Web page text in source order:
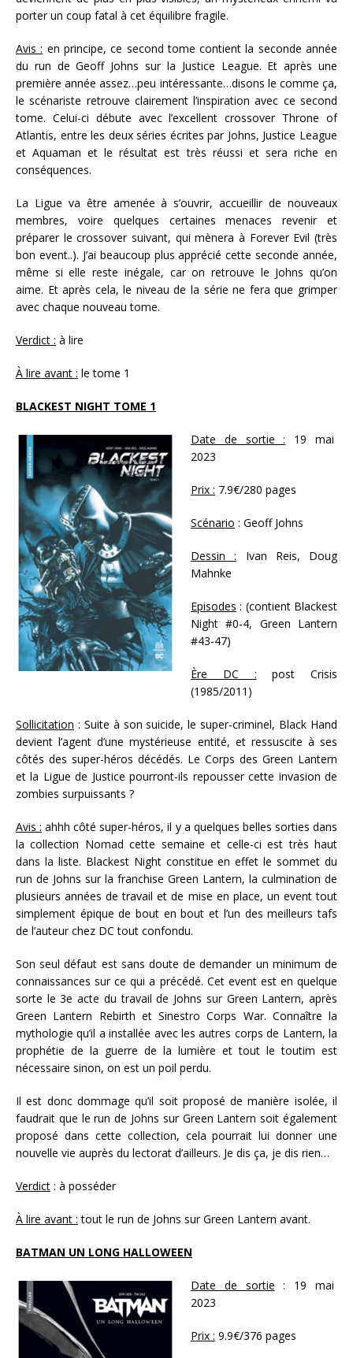
porter un coup fatal à cet équilibre fragile.
Avis : en principe, ce second tome contient la seconde année
du run de Geoff Johns sur la Justice League. Et après une
première année assez…peu intéressante…disons le comme ça,
le scénariste retrouve clairement l’inspiration avec ce second
tome. Celui-ci débute avec l’excellent crossover Throne of
Atlantis, entre les deux séries écrites par Johns, Justice League
et Aquaman et le résultat est très réussi et sera riche en
conséquences.
La Ligue va être amenée à s’ouvrir, accueillir de nouveaux
membres, voire quelques certaines menaces revenir et
préparer le crossover suivant, qui mènera à Forever Evil (très
bon event..). J’ai beaucoup plus apprécié cette seconde année,
même si elle reste inégale, car on retrouve le Johns qu’on
aime. Et après cela, le niveau de la série ne fera que grimper
avec chaque nouveau tome.
Verdict : à lire
À lire avant : le tome 1
BLACKEST NIGHT TOME 1
Date de sortie : 19 mai
2023
Prix : 7.9€/280 pages
Scénario : Geoff Johns
Dessin : Ivan Reis, Doug
Mahnke
Episodes : (contient Blackest
Night #0-4, Green Lantern
#43-47)
Ère DC : post Crisis
(1985/2011)
Sollicitation : Suite à son suicide, le super-criminel, Black Hand
devient l’agent d’une mystérieuse entité, et ressuscite à ses
côtés des super-héros décédés. Le Corps des Green Lantern
et la Ligue de Justice pourront-ils repousser cette invasion de
zombies surpuissants ?
Avis : ahhh côté super-héros, il y a quelques belles sorties dans
la collection Nomad cette semaine et celle-ci est très haut
dans la liste. Blackest Night constitue en effet le sommet du
run de Johns sur la franchise Green Lantern, la culmination de
plusieurs années de travail et de mise en place, un event tout
simplement épique de bout en bout et l’un des meilleurs tafs
de l’auteur chez DC tout confondu.
Son seul défaut est sans doute de demander un minimum de
connaissances sur ce qui a précédé. Cet event est en quelque
sorte le 3e acte du travail de Johns sur Green Lantern, après
Green Lantern Rebirth et Sinestro Corps War. Connaître la
mythologie qu’il a installée avec les autres corps de Lantern, la
prophétie de la guerre de la lumière et tout le toutim est
nécessaire sinon, on est un poil perdu.
Il est donc dommage qu’il soit proposé de manière isolée, il
faudrait que le run de Johns sur Green Lantern soit également
proposé dans cette collection, cela pourrait lui donner une
nouvelle vie auprès du lectorat d’ailleurs. Je dis ça, je dis rien…
Verdict : à posséder
À lire avant : tout le run de Johns sur Green Lantern avant.
BATMAN UN LONG HALLOWEEN
Date de sortie : 19 mai
2023
Prix : 9.9€/376 pages